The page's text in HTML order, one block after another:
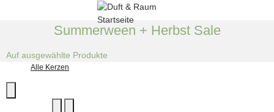
Summerween + Herbst Sale
Auf ausgewählte Produkte
Alle Kerzen